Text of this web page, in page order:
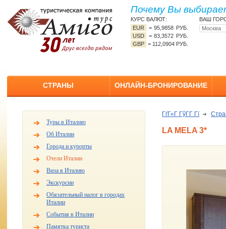
Почему Вы
КУРС ВАЛЮТ:
EUR
=95,9858 РУБ.
USD
=83,3572 РУБ.
GBP = 112,0904 РУБ.
ВАШ
СТРАНЫ ОНЛАЙН-БРОНИРОВАНИЕ
Туры в Италию
Об Италии
Города и курорты
Отели Италии
Виза в Италию
Экскурсии
Обязательный налог в городах
Италии
События в Италии
Памятка туриста
ГѓГ«Г ГўГ­Г Гї
LA MELA 3*